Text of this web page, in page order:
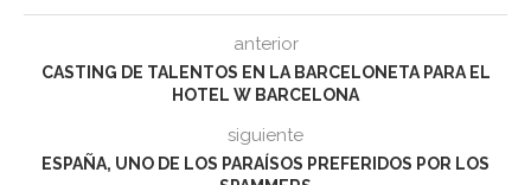
anterior
CASTING DE TALENTOS EN LA BARCELONETA PARA EL
HOTEL W BARCELONA
siguiente
ESPAÑA, UNO DE LOS PARAÍSOS PREFERIDOS POR LOS